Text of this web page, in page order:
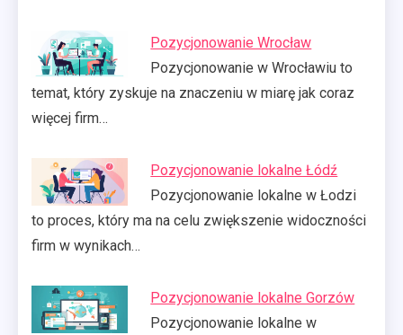
Pozycjonowanie Wrocław
Pozycjonowanie w Wrocławiu to
temat, który zyskuje na znaczeniu w miarę jak coraz
więcej firm…
Pozycjonowanie lokalne Łódź
Pozycjonowanie lokalne w Łodzi
to proces, który ma na celu zwiększenie widoczności
firm w wynikach…
Pozycjonowanie lokalne Gorzów
Pozycjonowanie lokalne w